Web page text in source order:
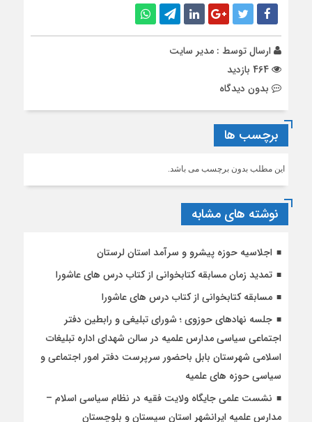
ارسال توسط : مدیر سایت
بدون دیدگاه
برچسب ها
این مطلب بدون برچسب می باشد.
نوشته های مشابه
اجلاسیه حوزه پیشرو و سرآمد استان لرستان
تمدید زمان مسابقه کتابخوانی از کتاب درس های عاشورا
مسابقه کتابخوانی از کتاب درس های عاشورا
جلسه نهادهای حوزوی ؛ شورای تبلیغی و رابطین دفتر
اجتماعی سیاسی مدارس علمیه در سالن شهدای اداره تبلیغات
اسلامی شهرستان بابل باحضور سرپرست دفتر امور اجتماعی و
سیاسی حوزه های علمیه
نشست علمی جایگاه ولایت فقیه در نظام سیاسی اسلام –
مدارس علمیه ایرانشهر استان سیستان و بلوچستان